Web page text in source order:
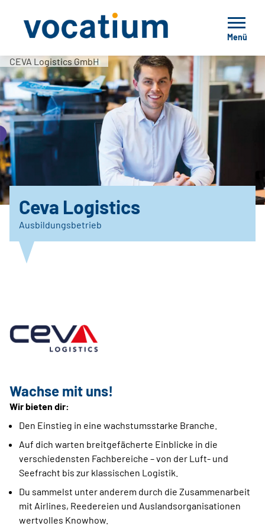
Menü
CEVA Logistics GmbH
Ceva Logistics
Ausbildungsbetrieb
Wachse mit uns!
Wir bieten dir:
Den Einstieg in eine wachstumsstarke Branche.
Auf dich warten breitgefächerte Einblicke in die
verschiedensten Fachbereiche – von der Luft- und
Seefracht bis zur klassischen Logistik.
Du sammelst unter anderem durch die Zusammenarbeit
mit Airlines, Reedereien und Auslandsorganisationen
wertvolles Knowhow.